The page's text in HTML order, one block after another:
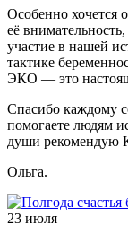
Особенно
её
участие в нашей
тактике
ЭКО — это
Спасибо каждому
помогаете людям
души
Ольга.
23 июля